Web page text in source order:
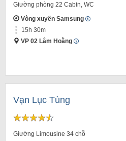
Giường phòng 22 Cabin, WC
Vòng xuyến Samsung
15h 30m
VP 02 Lâm Hoằng
Vạn Lục Tùng
Giường Limousine 34 chỗ